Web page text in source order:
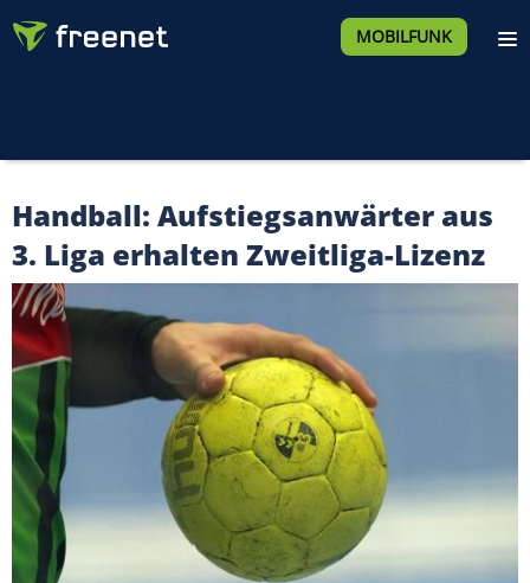
MOBILFUNK
Handball: Aufstiegsanwärter aus
3. Liga erhalten Zweitliga-Lizenz